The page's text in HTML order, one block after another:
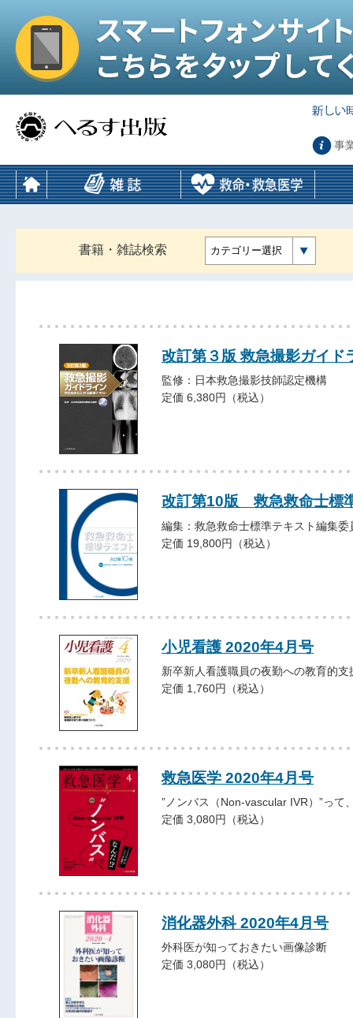
事
書籍・雑誌検索 カテゴリー選択
改訂第３版 救急撮影ガイド
監修：日本救急撮影技師認定機構
定価 6,380円（税込）
改訂第10版 救急救命士標
編集：救急救命士標準テキスト編集委
定価 19,800円（税込）
小児看護 2020年4月号
新卒新人看護職員の夜勤への教育的支
定価 1,760円（税込）
救急医学 2020年4月号
”ノンバス（Non-vascular IVR）”って
定価 3,080円（税込）
消化器外科 2020年4月号
外科医が知っておきたい画像診断
定価 3,080円（税込）